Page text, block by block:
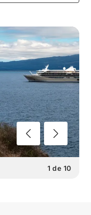
1 de 10